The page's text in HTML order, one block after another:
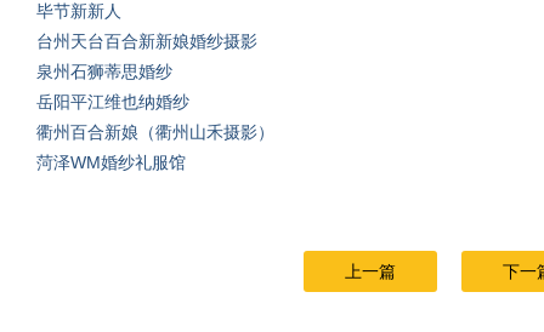
毕节新新人
台州天台百合新新娘婚纱摄影
泉州石狮蒂思婚纱
岳阳平江维也纳婚纱
衢州百合新娘（衢州山禾摄影）
菏泽WM婚纱礼服馆
上一篇 下一